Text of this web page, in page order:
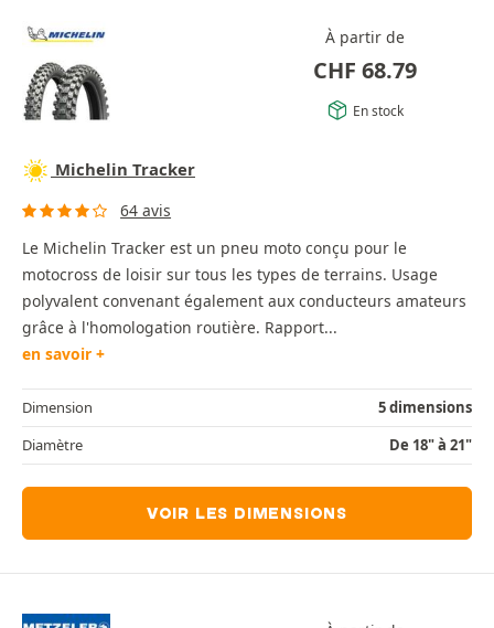
À partir de
CHF 68.79
En stock
Michelin Tracker
64 avis
Le Michelin Tracker est un pneu moto conçu pour le
motocross de loisir sur tous les types de terrains. Usage
polyvalent convenant également aux conducteurs amateurs
grâce à l'homologation routière. Rapport...
en savoir +
Dimension
5 dimensions
Diamètre
De 18" à 21"
VOIR LES DIMENSIONS